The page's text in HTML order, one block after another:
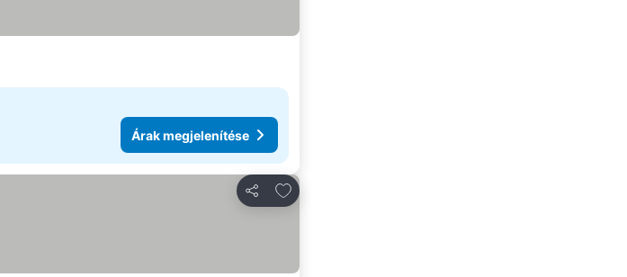
Árak megjelenítése
Megosztás
Hozzáadás a kedvencekhez